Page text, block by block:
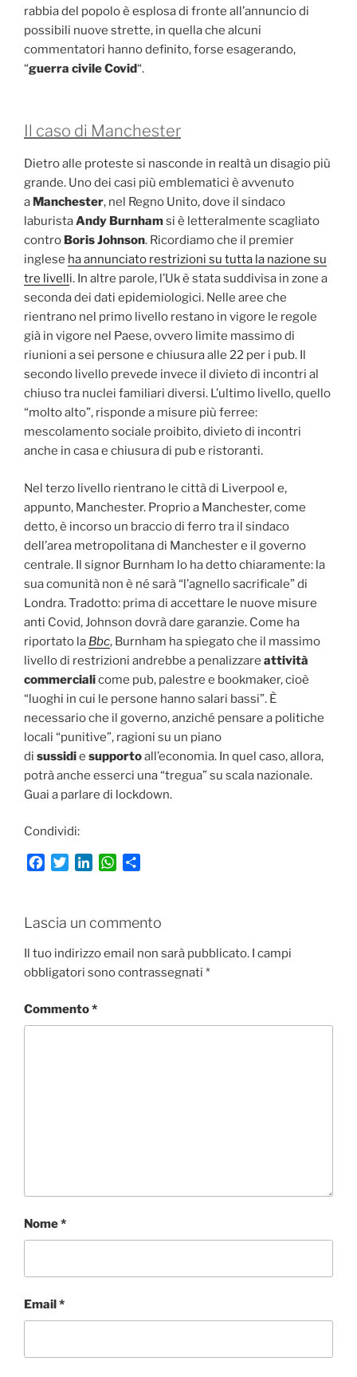
rabbia del popolo è esplosa di fronte all’annuncio di
possibili nuove strette, in quella che alcuni
commentatori hanno definito, forse esagerando,
“guerra civile Covid“.
Il caso di Manchester
Dietro alle proteste si nasconde in realtà un disagio più
grande. Uno dei casi più emblematici è avvenuto
a Manchester, nel Regno Unito, dove il sindaco
laburistaAndy Burnhamsi è letteralmente scagliato
contro Boris Johnson. Ricordiamo che il premier
inglese ha annunciato restrizioni su tutta la nazione su
tre livelli. In altre parole, l’Uk è stata suddivisa in zone a
seconda dei dati epidemiologici. Nelle aree che
rientrano nel primo livello restano in vigore le regole
già in vigore nel Paese, ovvero limite massimo di
riunioni a sei persone e chiusura alle 22 per i pub. Il
secondo livello prevede invece il divieto di incontri al
chiuso tra nuclei familiari diversi. L’ultimo livello, quello
“molto alto”, risponde a misure più ferree:
mescolamento sociale proibito, divieto di incontri
anche in casa e chiusura di pub e ristoranti.
Nel terzo livello rientrano le città di Liverpool e,
appunto, Manchester. Proprio a Manchester, come
detto, è incorso un braccio di ferro tra il sindaco
dell’area metropolitana di Manchester e il governo
centrale. Il signor Burnham lo ha detto chiaramente: la
sua comunità non è né sarà “l’agnello sacrificale” di
Londra. Tradotto: prima di accettare le nuove misure
anti Covid, Johnson dovrà dare garanzie. Come ha
riportato la Bbc, Burnham ha spiegato che il massimo
livello di restrizioni andrebbe a penalizzare attività
commercialicome pub, palestre e bookmaker, cioè
“luoghi in cui le persone hanno salari bassi”. È
necessario che il governo, anziché pensare a politiche
locali “punitive”, ragioni su un piano
di sussidie supportoall’economia. In quel caso, allora,
potrà anche esserci una “tregua” su scala nazionale.
Guai a parlare di lockdown.
Condividi:
b
o
o
t
e
r
e
d
I
W
s
A
p
i
v
i
Lascia un commento
Il tuo indirizzo email non sarà pubblicato. I campi
obbligatori sono contrassegnati *
Commento*
Nome*
Email*